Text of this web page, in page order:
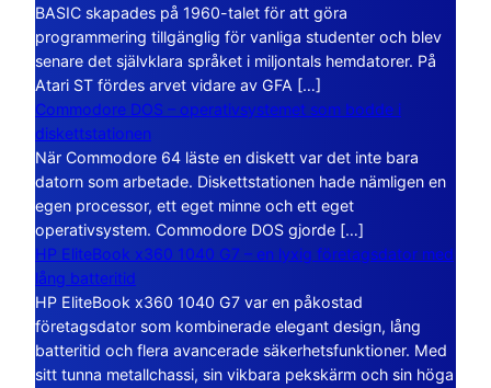
BASIC skapades på 1960-talet för att göra
programmering tillgänglig för vanliga studenter och blev
senare det självklara språket i miljontals hemdatorer. På
Atari ST fördes arvet vidare av GFA […]
Commodore DOS – operativsystemet som bodde i
diskettstationen
När Commodore 64 läste en diskett var det inte bara
datorn som arbetade. Diskettstationen hade nämligen en
egen processor, ett eget minne och ett eget
operativsystem. Commodore DOS gjorde […]
HP EliteBook x360 1040 G7 – en lyxig företagsdator med
lång batteritid
HP EliteBook x360 1040 G7 var en påkostad
företagsdator som kombinerade elegant design, lång
batteritid och flera avancerade säkerhetsfunktioner. Med
sitt tunna metallchassi, sin vikbara pekskärm och sin höga